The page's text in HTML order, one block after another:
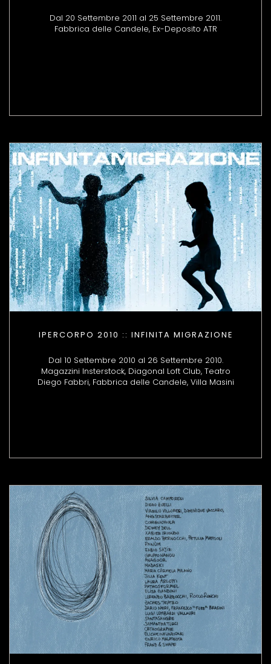
Dal 20 Settembre 2011 al 25 Settembre 2011.
Fabbrica delle Candele, Ex-Deposito ATR
IPERCORPO 2010 :: INFINITA MIGRAZIONE
Dal 10 Settembre 2010 al 26 Settembre 2010.
Magazzini Insterstock, Diagonal Loft Club, Teatro
Diego Fabbri, Fabbrica delle Candele, Villa Masini